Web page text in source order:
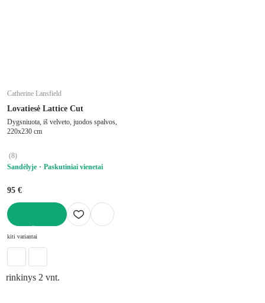
Catherine Lansfield
Lovatiesė Lattice Cut
Dygsniuota, iš velveto, juodos spalvos,
220x230 cm
(8)
Sandėlyje
Paskutiniai vienetai
95 €
kiti variantai
rinkinys 2 vnt.